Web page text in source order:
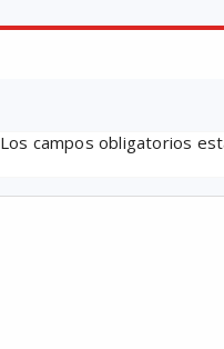
Los campos obligatorios